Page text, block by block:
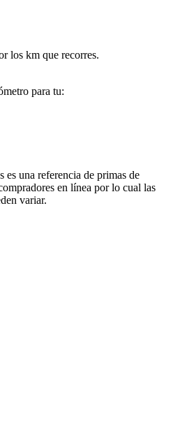
los km que recorres.
para tu:
una referencia de primas de
en línea por lo cual las
variar.